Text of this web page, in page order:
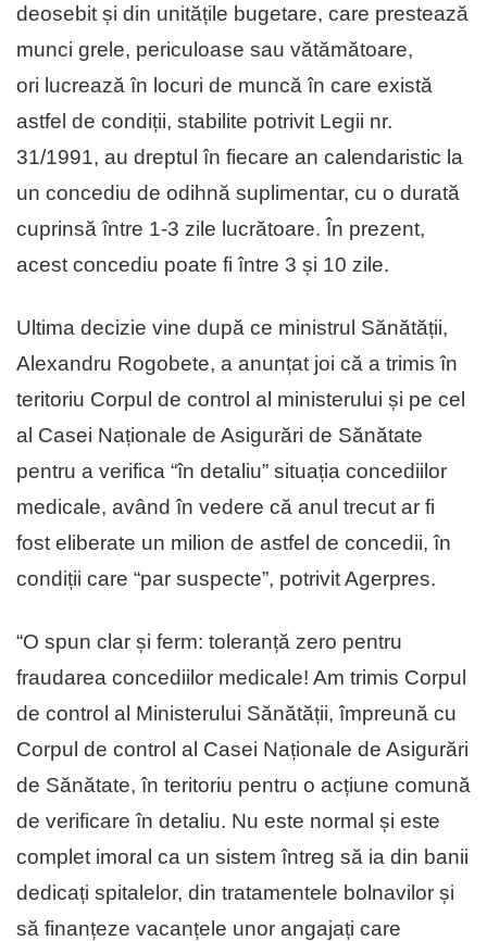
deosebit și din unitățile bugetare, care prestează
munci grele, periculoase sau vătămătoare,
ori lucrează în locuri de muncă în care există
astfel de condiții, stabilite potrivit Legii nr.
31/1991, au dreptul în fiecare an calendaristic la
un concediu de odihnă suplimentar, cu o durată
cuprinsă între 1-3 zile lucrătoare. În prezent,
acest concediu poate fi între 3 și 10 zile.
Ultima decizie vine după ce ministrul Sănătății,
Alexandru Rogobete, a anunțat joi că a trimis în
teritoriu Corpul de control al ministerului și pe cel
al Casei Naționale de Asigurări de Sănătate
pentru a verifica “în detaliu” situația concediilor
medicale, având în vedere că anul trecut ar fi
fost eliberate un milion de astfel de concedii, în
condiții care “par suspecte”, potrivit Agerpres.
“O spun clar și ferm: toleranță zero pentru
fraudarea concediilor medicale! Am trimis Corpul
de control al Ministerului Sănătății, împreună cu
Corpul de control al Casei Naționale de Asigurări
de Sănătate, în teritoriu pentru o acțiune comună
de verificare în detaliu. Nu este normal și este
complet imoral ca un sistem întreg să ia din banii
dedicați spitalelor, din tratamentele bolnavilor și
să finanțeze vacanțele unor angajați care